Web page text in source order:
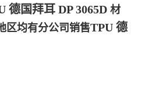
德国拜耳 DP 3065D 材
区均有分公司销售TPU 德